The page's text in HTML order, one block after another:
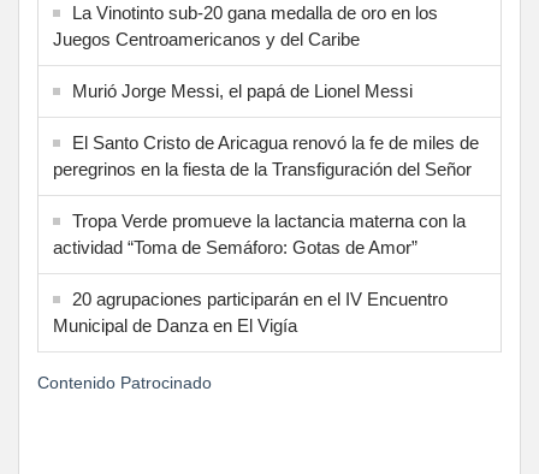
La Vinotinto sub-20 gana medalla de oro en los
Juegos Centroamericanos y del Caribe
Murió Jorge Messi, el papá de Lionel Messi
El Santo Cristo de Aricagua renovó la fe de miles de
peregrinos en la fiesta de la Transfiguración del Señor
Tropa Verde promueve la lactancia materna con la
actividad “Toma de Semáforo: Gotas de Amor”
20 agrupaciones participarán en el IV Encuentro
Municipal de Danza en El Vigía
Contenido Patrocinado